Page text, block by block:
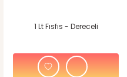
1 Lt Fısfıs - Dereceli